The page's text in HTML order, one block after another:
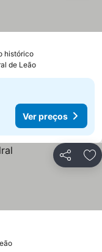
histórico
de Leão
Ver preços
Partilhar